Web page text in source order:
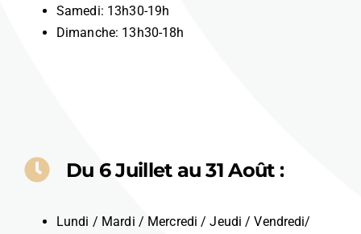
Samedi: 13h30-19h
Dimanche: 13h30-18h
Du 6 Juillet au 31 Août :
Lundi / Mardi / Mercredi / Jeudi / Vendredi/